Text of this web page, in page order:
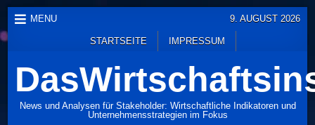
Skip
to
content
MENU
STARTSEITE IMPRESSUM
9. AUGUST 2026
News und Analysen für Stakeholder: Wirtschaftliche Indikatoren und
Unternehmensstrategien im Fokus